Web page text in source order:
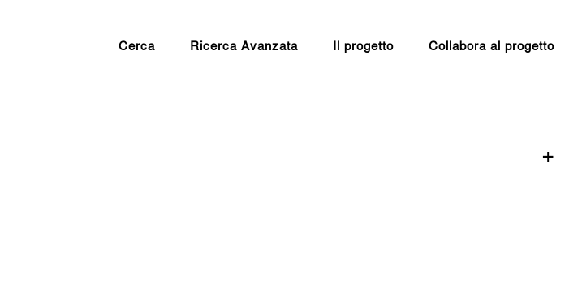
Cerca Ricerca Avanzata Il progetto Collabora al progetto